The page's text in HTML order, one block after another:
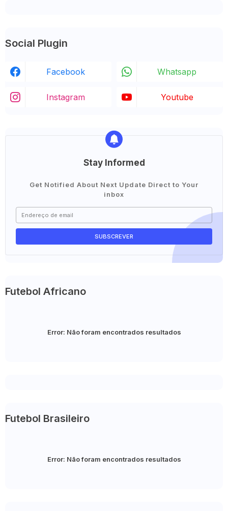
Social Plugin
Facebook Whatsapp
Instagram Youtube
Stay Informed
Get Notified About Next Update Direct to Your
inbox
Futebol Africano
Error: Não foram encontrados resultados
Futebol Brasileiro
Error: Não foram encontrados resultados